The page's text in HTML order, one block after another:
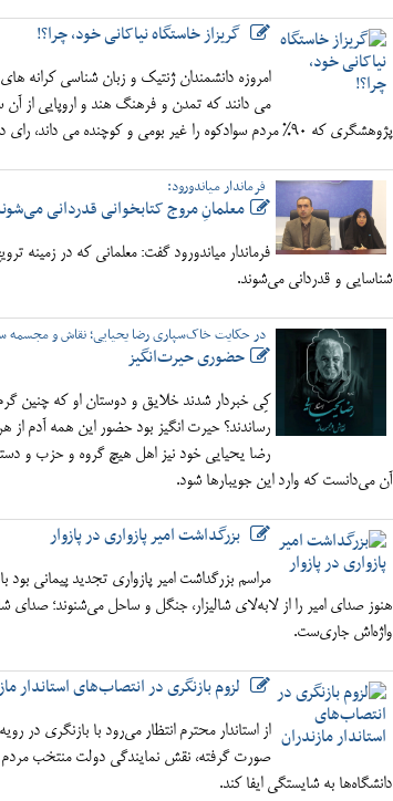
گریزاز خاستگاه نیاکانی خود، چرا؟!
امروزه دانشمندان ژنتیک و زبان شناسی کرانه
می دانند که تمدن و فرهنگ هند و اروپایی از
پژوهشگری که 90% مردم سوادکوه را غیر بومی و کوچنده می داند، رای درستی ندارد.
فرماندار میاندورود:
معلمانِ مروج کتابخوانی قدردانی
فرماندار میاندورود گفت: معلمانی که در زمینه
شناسایی و قدردانی می‌شوند.
در حکایت خاک‌سپاری رضا یحیایی؛ نقاش و مجسمه
حضوری حیرت‌انگیز
کِی خبردار شدند خلایق و دوستان او که چنین
رساندند؟ حیرت انگیز بود حضور این همه آدم از
رضا یحیایی خود نیز اهل هیچ گروه و حزب و
آن می‌دانست که وارد این جویبارها شود.
بزرگداشت امیر پازواری در پازوار
مراسم بزرگداشت امیر پازواری تجدید پیمانی
هنوز صدای امیر را از لابه‌لای شالیزار، جنگل و ساحل می‌شنوند؛ صدای
واژه‌اش جاری‌ست.
لزوم بازنگری در انتصاب‌های استاندار
از استاندار محترم انتظار می‌رود با بازنگری در
صورت گرفته، نقش نمایندگی دولت منتخب مردم
دانشگاه‌ها به شایستگی ایفا کند.